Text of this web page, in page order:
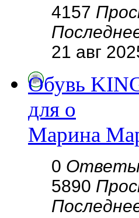
4157
21 авг
Обувь
для о
Марина
0
5890